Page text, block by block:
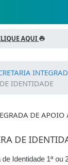
AQUI
IDENTIDADE
DE APOIO
DE
Identidade 1ª ou